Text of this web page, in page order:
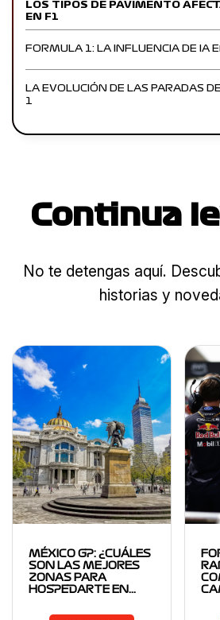
LOS TIPOS DE PAVIMENTO
EN F1
FORMULA 1: LA INFLUENCIA DE IA
LA EVOLUCIÓN DE LAS PARADAS
1
Continua
No te detengas aquí.
historias y
MÉXICO GP: ¿CUÁLES
SON LAS MEJORES
ZONAS PARA
HOSPEDARTE EN…